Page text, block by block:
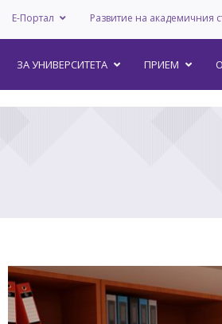
Е-Портал Развитие на академичния
ЗА УНИВEРСИТЕТА ПРИЕМ